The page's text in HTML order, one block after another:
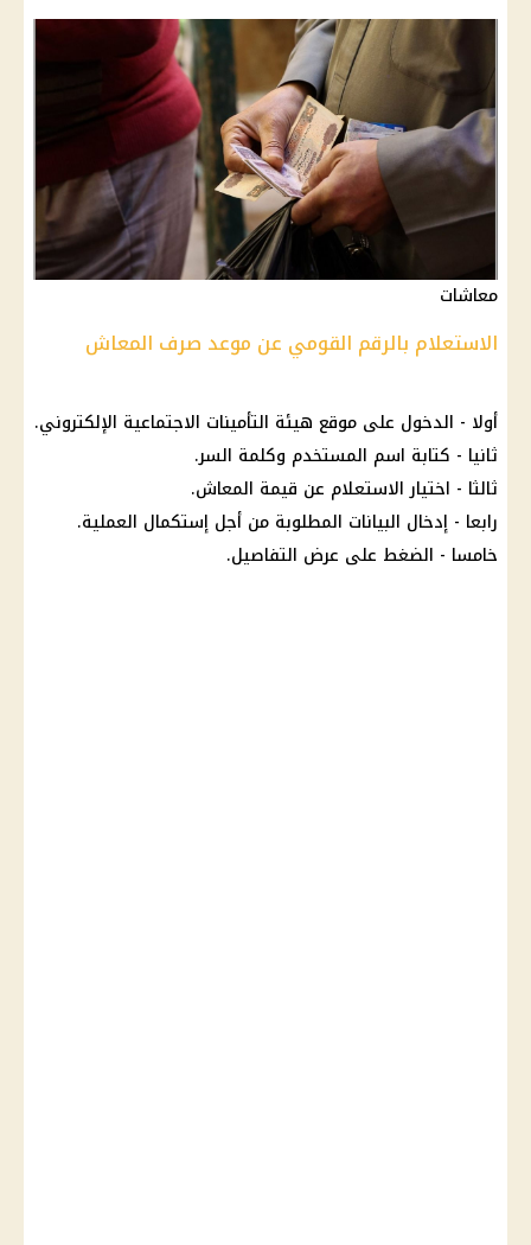
معاشات
الاستعلام بالرقم القومي عن موعد صرف المعاش
أولا - الدخول على موقع هيئة التأمينات الاجتماعية الإلكتروني.
ثانيا - كتابة اسم المستخدم وكلمة السر.
ثالثا - اختيارالاستعلام عن قيمة المعاش.
رابعا - إدخال البيانات المطلوبة من أجل إستكمال العملية.
خامسا - الضغط على عرض التفاصيل.